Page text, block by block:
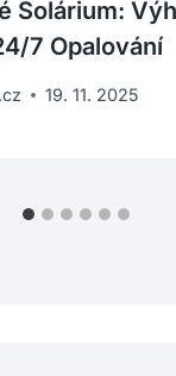
Solárium:
7 Opalování
19. 11. 2025